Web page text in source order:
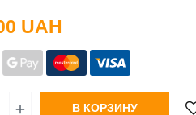
UAH
В КОРЗИНУ